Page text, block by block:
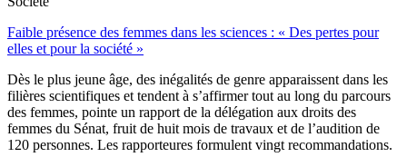
Faible présence des femmes dans les sciences : « Des pertes pour
elles et pour la société »
Dès le plus jeune âge, des inégalités de genre apparaissent dans les
filières scientifiques et tendent à s’affirmer tout au long du parcours
des femmes, pointe un rapport de la délégation aux droits des
femmes du Sénat, fruit de huit mois de travaux et de l’audition de
120 personnes. Les rapporteures formulent vingt recommandations.